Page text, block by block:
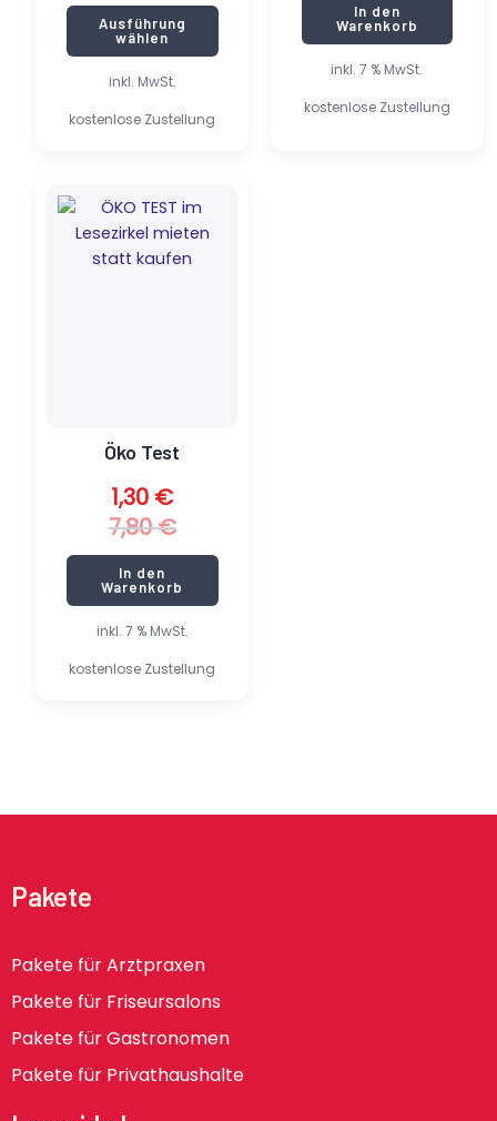
inkl. MwSt.
kostenlose Zustellung
Ausführung
wählen
inkl. 7 % MwSt.
kostenlose Zustellung
In den
Warenkorb
inkl. 7 % MwSt.
kostenlose Zustellung
Öko Test
7,80€
Preis
war:
7,80 €
1,30 €
Preis
ist:
1,30 €.
In den
Warenkorb
Pakete
Pakete für Arztpraxen
Pakete für Friseursalons
Pakete für Gastronomen
Pakete für Privathaushalte